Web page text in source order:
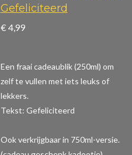
Gefeliciteerd
€ 4,99
Een fraai cadeaublik (250ml) om
zelf te vullen met iets leuks of
lekkers.
Tekst: Gefeliciteerd
Ook verkrijgbaar in 750ml-versie.